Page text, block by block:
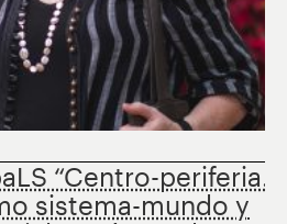
“Centro-periferia.
sistema-mundo y